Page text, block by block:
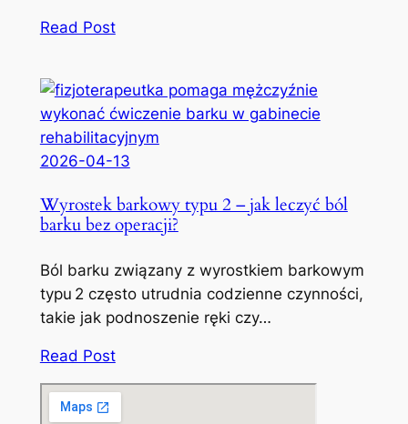
Read Post
2026-04-13
Wyrostek barkowy typu 2 – jak leczyć ból
barku bez operacji?
Ból barku związany z wyrostkiem barkowym
typu 2 często utrudnia codzienne czynności,
takie jak podnoszenie ręki czy…
Read Post